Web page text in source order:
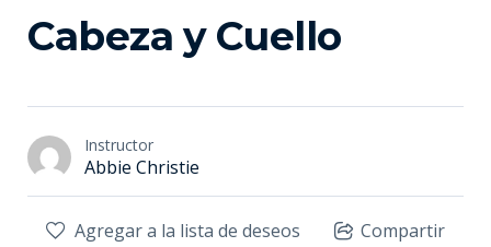
Cabeza y Cuello
Instructor
Abbie Christie
Agregar a la lista de deseos Compartir